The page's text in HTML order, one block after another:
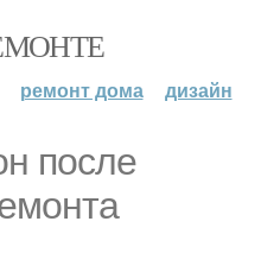
ремонт дома дизайн
после